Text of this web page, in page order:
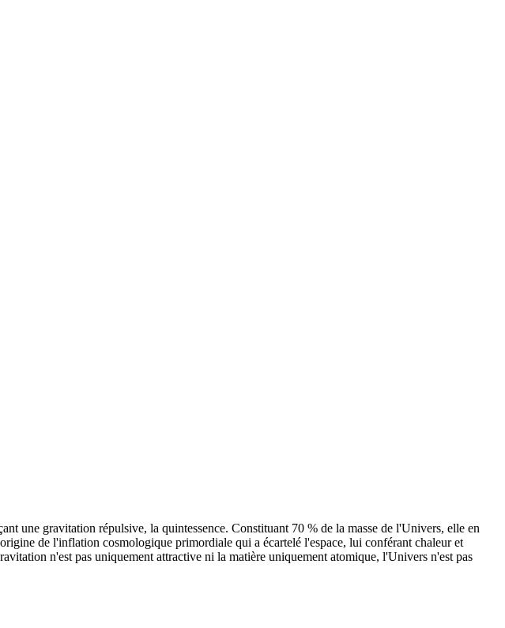
une gravitation répulsive, la quintessence. Constituant 70 % de la masse de l'Univers, elle en
de l'inflation cosmologique primordiale qui a écartelé l'espace, lui conférant chaleur et
n'est pas uniquement attractive ni la matière uniquement atomique, l'Univers n'est pas